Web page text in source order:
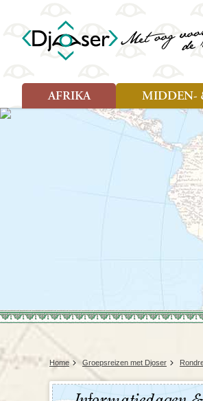
AFRIKA
Landen
Angola
Benin
Egypte
Ghana
Kenia
MIDDEN-
Soort reizen
Rondreis (25)
Familiereis (11)
Cultuur (9)
Natuur (13)
Home Groepsreizen met Djoser